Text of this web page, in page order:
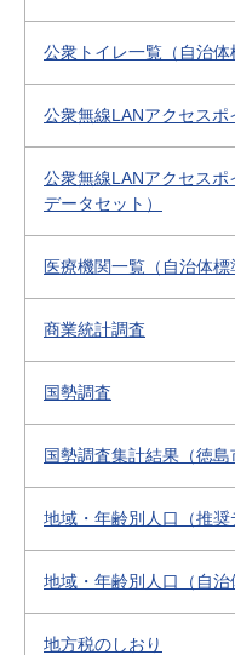
公衆トイレ一覧（自治体
公衆無線LANアクセスポ
公衆無線LANアクセス
データセット）
医療機関一覧（自治体標
商業統計調査
国勢調査
国勢調査集計結果（徳島
地域・年齢別人口（推奨
地域・年齢別人口（自治
地方税のしおり